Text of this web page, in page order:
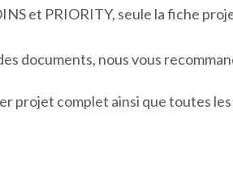
et PRIORITY, seule la fiche
documents, nous vous
projet complet ainsi que toutes